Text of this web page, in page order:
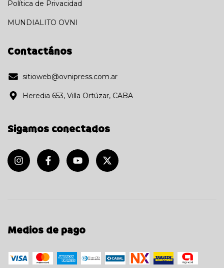
Política de Privacidad
MUNDIALITO OVNI
Contactános
sitioweb@ovnipress.com.ar
Heredia 653, Villa Ortúzar, CABA
Sigamos conectados
Medios de pago